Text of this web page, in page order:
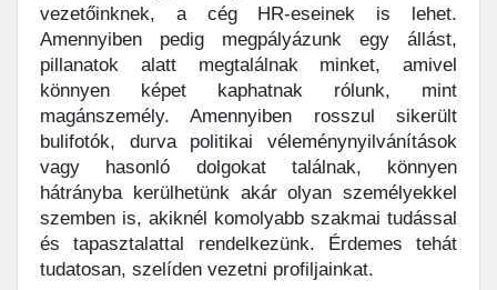
vezetőinknek, a cég HR-eseinek is lehet.
Amennyiben pedig megpályázunk egy állást,
pillanatok alatt megtalálnak minket, amivel
könnyen képet kaphatnak rólunk, mint
magánszemély. Amennyiben rosszul sikerült
bulifotók, durva politikai véleménynyilvánítások
vagy hasonló dolgokat találnak, könnyen
hátrányba kerülhetünk akár olyan személyekkel
szemben is, akiknél komolyabb szakmai tudással
és tapasztalattal rendelkezünk. Érdemes tehát
tudatosan, szelíden vezetni profiljainkat.